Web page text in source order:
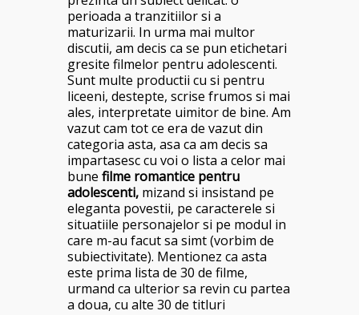
perioada a tranzitiilor si a
maturizarii. In urma mai multor
discutii, am decis ca se pun etichetari
gresite filmelor pentru adolescenti.
Sunt multe productii cu si pentru
liceeni, destepte, scrise frumos si mai
ales, interpretate uimitor de bine. Am
vazut cam tot ce era de vazut din
categoria asta, asa ca am decis sa
impartasesc cu voi o lista a celor mai
bune filme romantice pentru
adolescenti, mizand si insistand pe
eleganta povestii, pe caracterele si
situatiile personajelor si pe modul in
care m-au facut sa simt (vorbim de
subiectivitate). Mentionez ca asta
este prima lista de 30 de filme,
urmand ca ulterior sa revin cu partea
a doua, cu alte 30 de titluri